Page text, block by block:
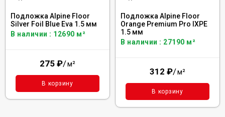
Подложка Alpine Floor
Silver Foil Blue Eva 1.5 мм
В наличии : 12690 м²
275 ₽/м²
В корзину
Подложка Alpine Floor
Orange Premium Pro IXPE
1.5 мм
В наличии : 27190 м²
312 ₽/м²
В корзину